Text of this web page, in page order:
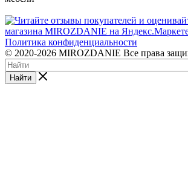
Политика конфиденциальности
© 2020-2026 MIROZDANIE Все права
Найти